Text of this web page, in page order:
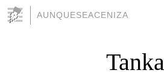
AUNQUESEACENIZA
Tanka